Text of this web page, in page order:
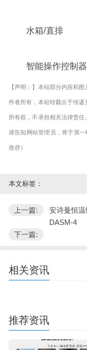
水箱/直排
智能操作控制器
【声明：】本站部分内容和
作者所有，本站转载出于传
所有权，不承担相关法律责
请告知网站管理员，将于第
改@）
本文标签：
上一篇:
安诗曼恒
DASM-4
下一篇:
相关资讯
推荐资讯